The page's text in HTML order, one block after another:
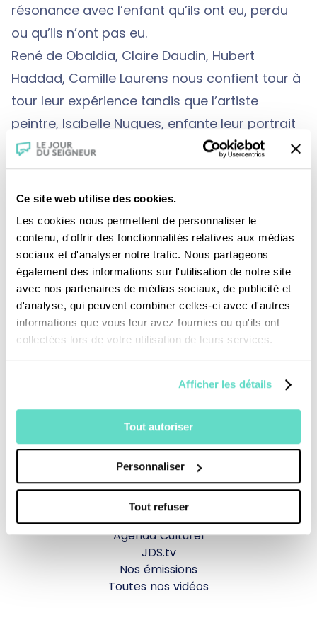
Ce site web utilise des cookies.
Les cookies nous permettent de personnaliser le
contenu, d'offrir des fonctionnalités relatives aux médias
sociaux et d'analyser notre trafic. Nous partageons
également des informations sur l'utilisation de notre site
avec nos partenaires de médias sociaux, de publicité et
d'analyse, qui peuvent combiner celles-ci avec d'autres
informations que vous leur avez fournies ou qu'ils ont
collectées lors de votre utilisation de leurs services.
Afficher les détails
Tout autoriser
Personnaliser
Tout refuser
résonance avec l’enfant qu’ils ont eu, perdu
ou qu’ils n’ont pas eu.
René de Obaldia, Claire Daudin, Hubert
Haddad, Camille Laurens nous confient tour à
tour leur expérience tandis que l’artiste
peintre, Isabelle Nugues, enfante leur portrait
sur la toile. Une anthologie de paroles
d’auteurs sur la naissance et l’enfantement.
Je fais un don
La messe
Magazine Le Jour du Seigneur
Documentaires
Parole Inattendue
Tous Frères
Générations Laudato Si’
Agenda Culturel
JDS.tv
Nos émissions
Toutes nos vidéos